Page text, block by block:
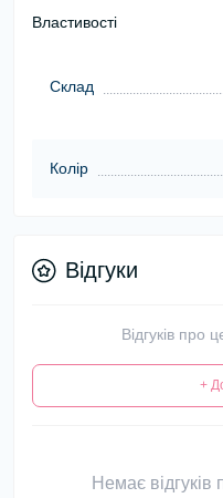
Властивості
Склад
Колір
Відгуки
Відгуків про
+
Немає відгуків